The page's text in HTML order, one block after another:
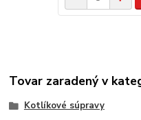
Tovar zaradený v
Kotlíkové súpravy